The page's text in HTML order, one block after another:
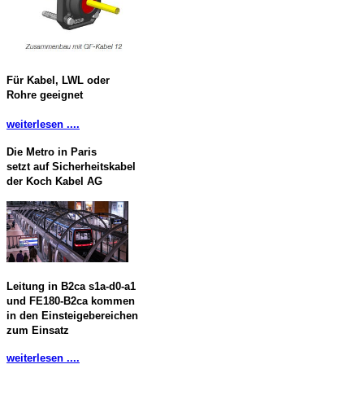
Für Kabel, LWL oder
Rohre geeignet
weiterlesen ....
Die Metro in Paris
setzt auf Sicherheitskabel
der Koch Kabel AG
Leitung in B2ca s1a-d0-a1
und FE180-B2ca kommen
in den Einsteigebereichen
zum Einsatz
weiterlesen ....